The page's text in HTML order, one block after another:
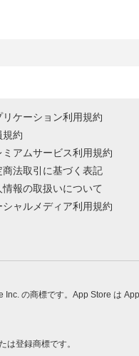
リケーション利用規約
規約
ミアムサービス利用規約
商法取引に基づく表記
情報の取扱いについて
シャルメディア利用規約
の商標です。App Store は
登録商標です。